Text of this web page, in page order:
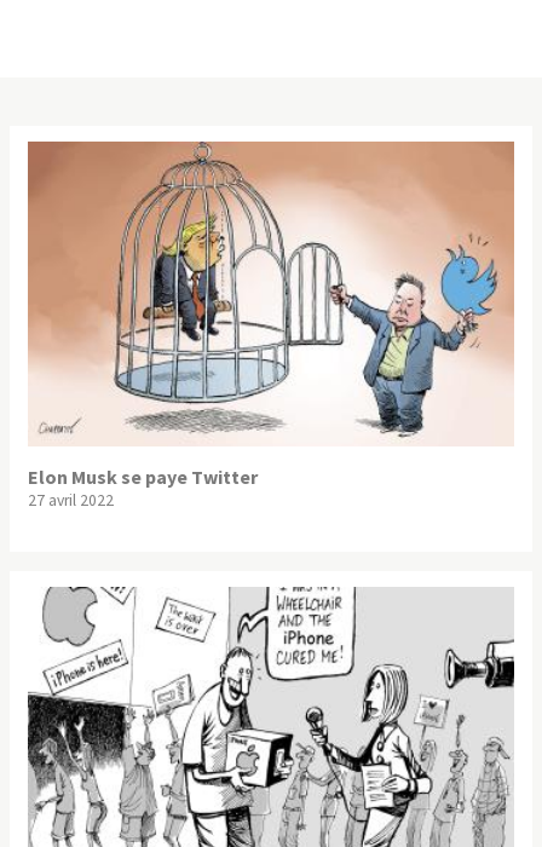
Elon Musk se paye Twitter
27 avril 2022